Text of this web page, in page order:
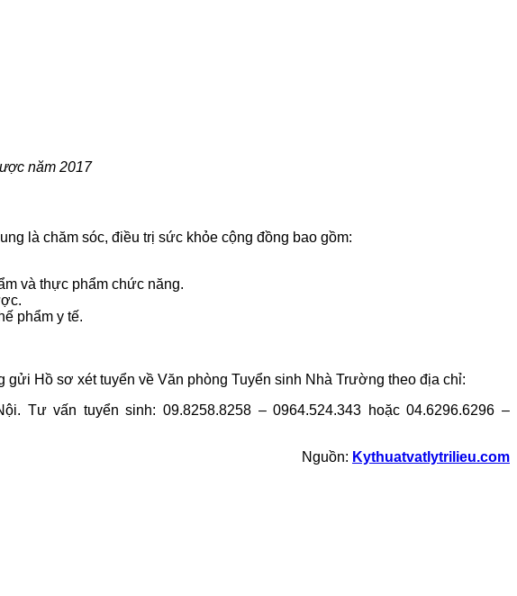
năm 2017
là chăm sóc, điều trị sức khỏe cộng đồng bao gồm:
và thực phẩm chức năng.
phẩm y tế.
Hồ sơ xét tuyển về Văn phòng Tuyển sinh Nhà Trường theo địa chỉ:
Tư vấn tuyển sinh: 09.8258.8258 – 0964.524.343 hoặc 04.6296.6296 –
Nguồn: Kythuatvatlytrilieu.com